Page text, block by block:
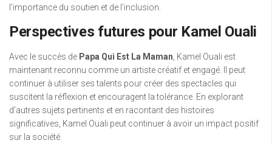
l’importance du soutien et de l’inclusion.
Perspectives futures pour Kamel Ouali
Avec le succès de Papa Qui Est La Maman, Kamel Ouali est
maintenant reconnu comme un artiste créatif et engagé. Il peut
continuer à utiliser ses talents pour créer des spectacles qui
suscitent la réflexion et encouragent la tolérance. En explorant
d’autres sujets pertinents et en racontant des histoires
significatives, Kamel Ouali peut continuer à avoir un impact positif
sur la société.